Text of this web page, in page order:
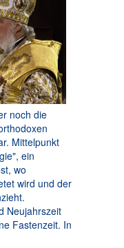
noch die
Mittelpunkt
ein
wo
wird und der
Neujahrszeit
Fastenzeit. In